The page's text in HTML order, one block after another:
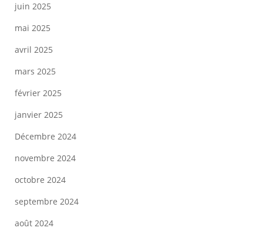
juin 2025
mai 2025
avril 2025
mars 2025
février 2025
janvier 2025
Décembre 2024
novembre 2024
octobre 2024
septembre 2024
août 2024